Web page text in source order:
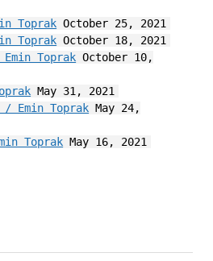
Toprak October 25, 2021
Toprak October 18, 2021
Toprak October 10,
May 31, 2021
/ Emin Toprak May 24,
Toprak May 16, 2021